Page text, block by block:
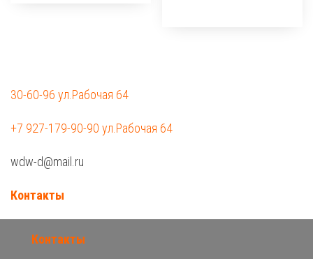
30-60-96 ул.Рабочая 64
+7 927-179-90-90 ул.Рабочая 64
wdw-d@mail.ru
Контакты
Контакты